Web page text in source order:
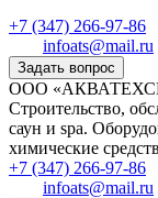
+7 (347) 266-97-86
infoats@mail.ru
Задать вопрос
ООО
Строительство,
саун и spa.
химические
+7 (347) 266-97-86
infoats@mail.ru